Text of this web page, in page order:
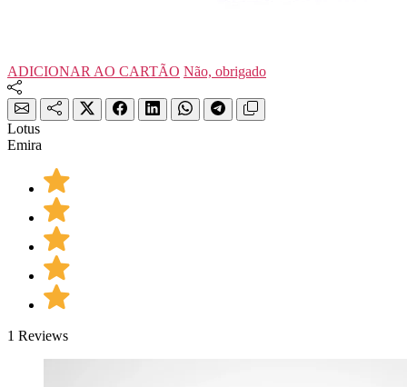
ADICIONAR AO CARTÃO Não, obrigado
Lotus
Emira
1 Reviews